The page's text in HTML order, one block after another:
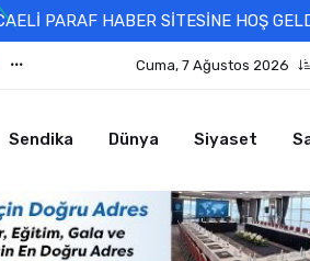
PARAF HABER SİTESİNE HOŞ
Cuma, 7 Ağustos 2026
Sendika Dünya Siyaset